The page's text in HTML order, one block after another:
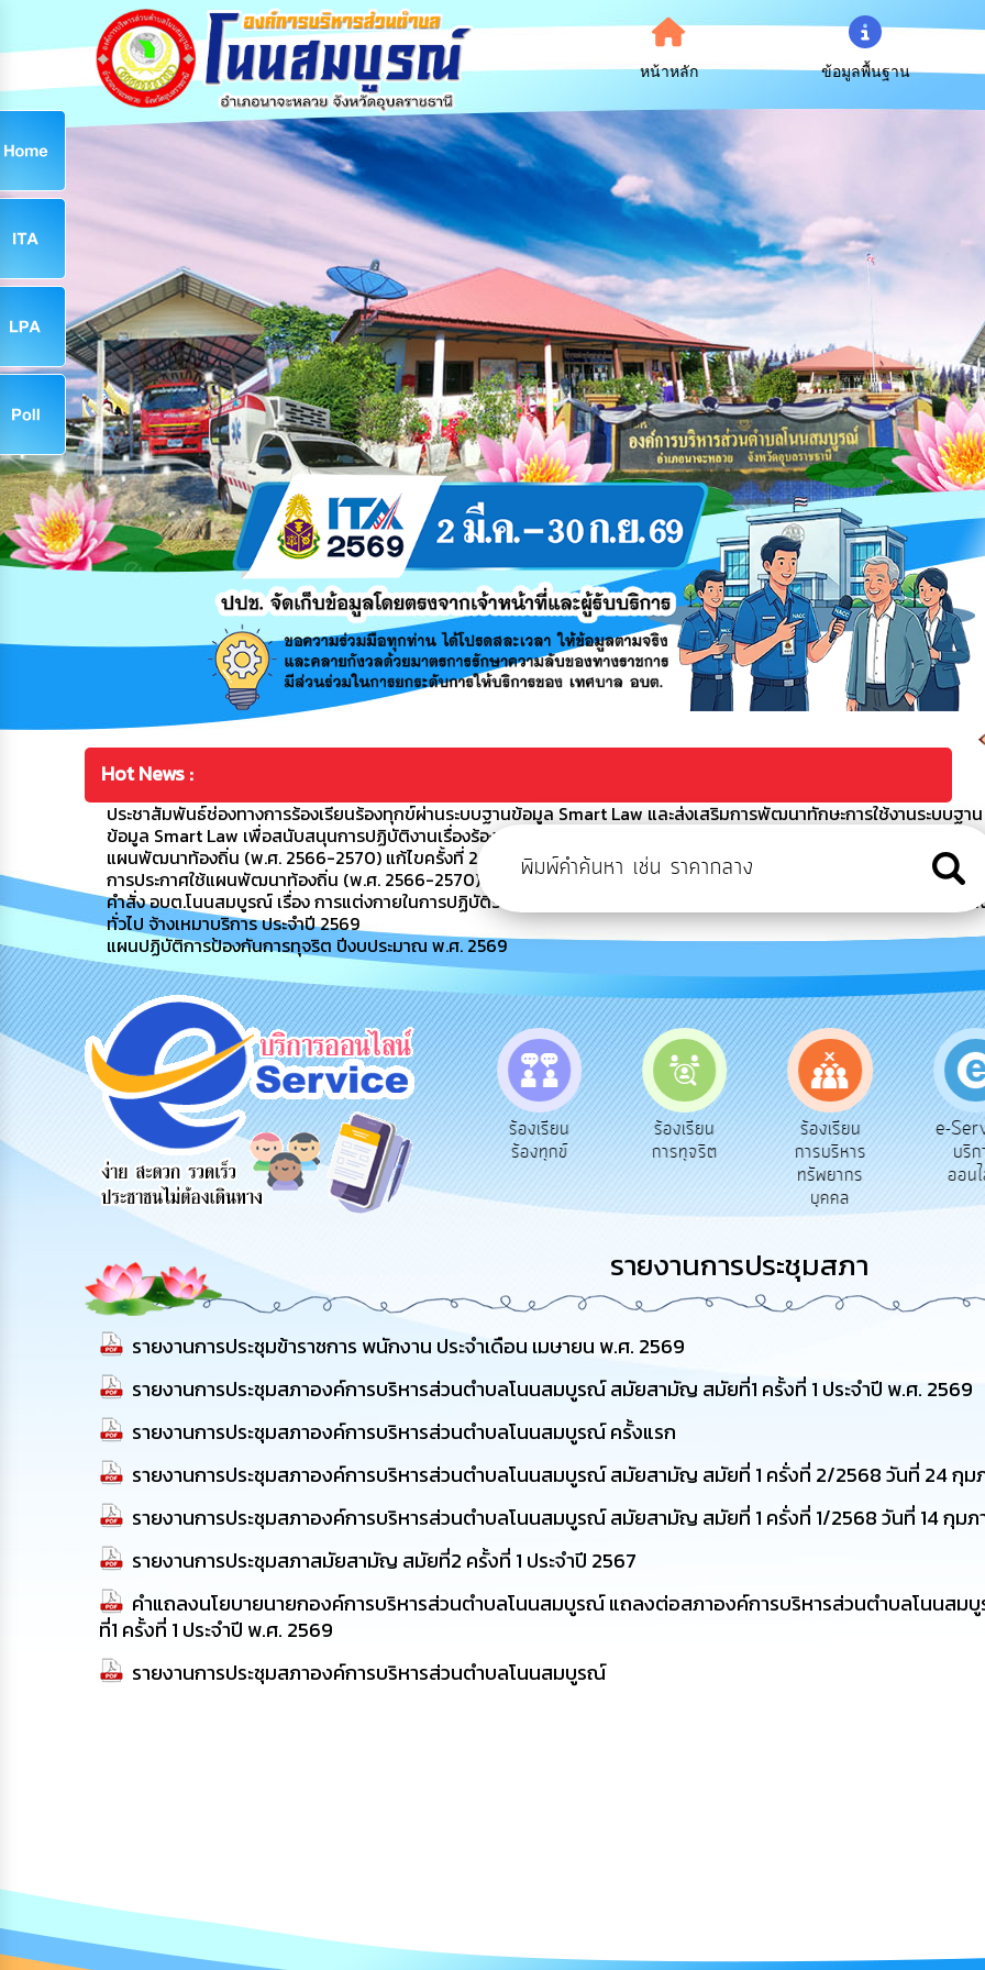
หน้าหลัก ข้อมูลพื้นฐาน
Hot News :
ประชาสัมพันธ์ช่องทางการร้องเรียนร้องทุกข์ผ่านระบบฐานข้อมูล Smart Law และส่งเสริมการพัฒนาทักษะการใช้งานระบบฐาน
ข้อมูล Smart Law เพื่อสนับสนุนการปฏิบัติงานเรื่องร้องเรียนร้องทุกข์
แผนพัฒนาท้องถิ่น (พ.ศ. 2566-2570) แก้ไขครั้งที่ 2/2569
การประกาศใช้แผนพัฒนาท้องถิ่น (พ.ศ. 2566-2570) เพิ่มเติมครั้งที่ 1/2569
คำสั่ง อบต.โนนสมบูรณ์ เรื่อง การแต่งกายในการปฏิบัติราชการของพนักงานส่สวนตำบล พนักงานจ้างตามภารกิจ พนักงานจ้า
ทั่วไป จ้างเหมาบริการ ประจำปี 2569
แผนปฏิบัติการป้องกันการทุจริต ปีงบประมาณ พ.ศ. 2569
ข้อมูลการ
ติดต่อ
สายด่วนผู้
บริหาร
รับฟังความ
คิดเห็น
ประชาชน
ร้องเรียน
ร้องทุกข์
ร้องเรียน
การทุจริต
ร้องเรียน
การบริหาร
ทรัพยากร
บุคคล
e-
บริก
ออนไ
รายงานการประชุมสภา
รายงานการประชุมข้าราชการ พนักงาน ประจำเดือน เมษายน พ.ศ. 2569
รายงานการประชุมสภาองค์การบริหารส่วนตำบลโนนสมบูรณ์ สมัยสามัญ สมัยที่1 ครั้งที่ 1 ประจำปี พ.ศ. 2569
รายงานการประชุมสภาองค์การบริหารส่วนตำบลโนนสมบูรณ์ ครั้งแรก
รายงานการประชุมสภาองค์การบริหารส่วนตำบลโนนสมบูรณ์ สมัยสามัญ สมัยที่ 1 ครั่งที่ 2/2568 วันที่ 24 กุ
รายงานการประชุมสภาองค์การบริหารส่วนตำบลโนนสมบูรณ์ สมัยสามัญ สมัยที่ 1 ครั่งที่ 1/2568 วันที่ 14 กุม
รายงานการประชุมสภาสมัยสามัญ สมัยที่2 ครั้งที่ 1 ประจำปี 2567
คำแถลงนโยบายนายกองค์การบริหารส่วนตำบลโนนสมบูรณ์ แถลงต่อสภาองค์การบริหารส่วนตำบลโนนส
ที่1 ครั้งที่ 1 ประจำปี พ.ศ. 2569
รายงานการประชุมสภาองค์การบริหารส่วนตำบลโนนสมบูรณ์